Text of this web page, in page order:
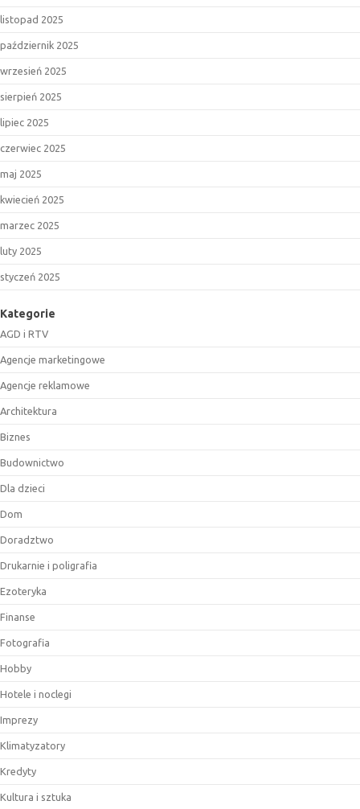
listopad 2025
październik 2025
wrzesień 2025
sierpień 2025
lipiec 2025
czerwiec 2025
maj 2025
kwiecień 2025
marzec 2025
luty 2025
styczeń 2025
Kategorie
AGD i RTV
Agencje marketingowe
Agencje reklamowe
Architektura
Biznes
Budownictwo
Dla dzieci
Dom
Doradztwo
Drukarnie i poligrafia
Ezoteryka
Finanse
Fotografia
Hobby
Hotele i noclegi
Imprezy
Klimatyzatory
Kredyty
Kultura i sztuka